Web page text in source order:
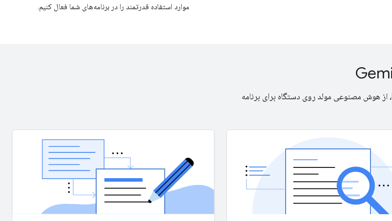
موارد استفاده قدرتمند را در برنامه‌های شما فعال کنیم.
با استفاده از رابط‌های برنامه‌نویسی کاربردی GenAI در Gemini Nano و ML Kit، از هوش مصنوعی مولد روی دستگاه برای برنامه